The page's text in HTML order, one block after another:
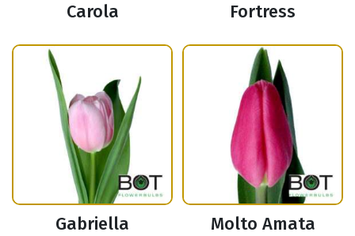
Carola Fortress
Gabriella Molto Amata